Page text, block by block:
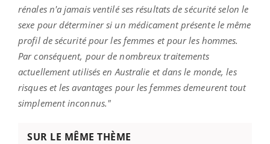
rénales n'a jamais ventilé ses résultats de sécurité selon le
sexe pour déterminer si un médicament présente le même
profil de sécurité pour les femmes et pour les hommes.
Par conséquent, pour de nombreux traitements
actuellement utilisés en Australie et dans le monde, les
risques et les avantages pour les femmes demeurent tout
simplement inconnus."
SUR LE MÊME THÈME